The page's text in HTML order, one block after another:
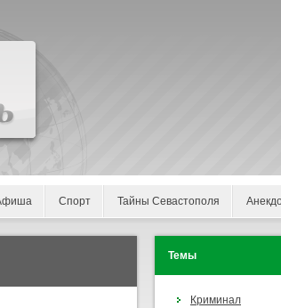
Спорт Тайны Севастополя
Темы
Криминал